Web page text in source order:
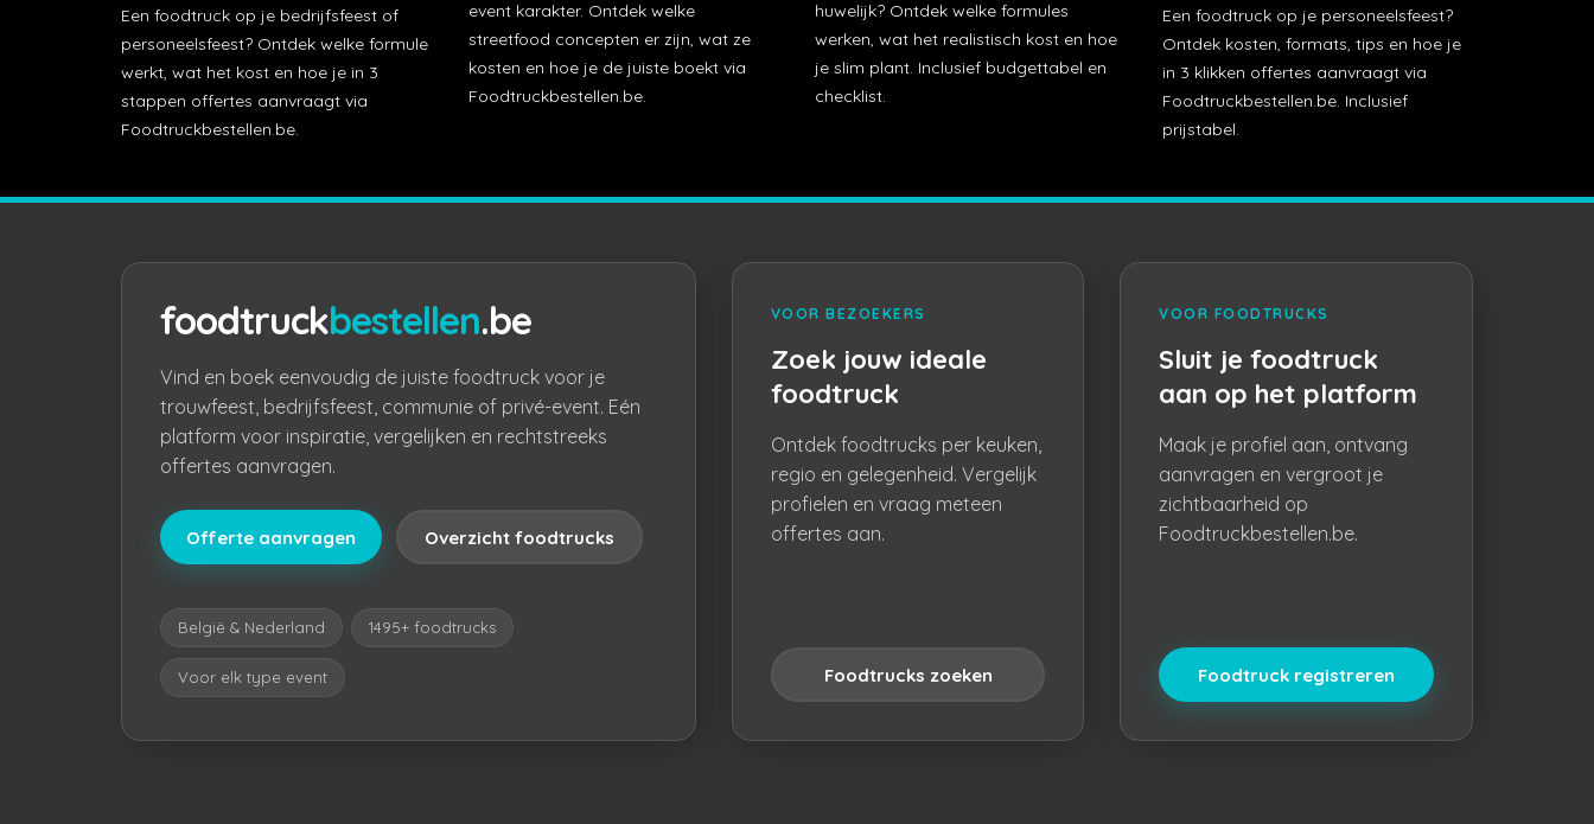
Een foodtruck op je bedrijfsfeest of
personeelsfeest? Ontdek welke formule
werkt, wat het kost en hoe je in 3
stappen offertes aanvraagt via
Foodtruckbestellen.be.
event karakter. Ontdek welke
streetfood concepten er zijn, wat ze
kosten en hoe je de juiste boekt via
Foodtruckbestellen.be.
huwelijk? Ontdek welke formules
werken, wat het realistisch kost en hoe
je slim plant. Inclusief budgettabel en
checklist.
Een foodtruck op je personeelsfeest?
Ontdek kosten, formats, tips en hoe je
in 3 klikken offertes aanvraagt via
Foodtruckbestellen.be. Inclusief
prijstabel.
foodtruckbestellen.be
Vind en boek eenvoudig de juiste foodtruck voor je
trouwfeest, bedrijfsfeest, communie of privé-event. Eén
platform voor inspiratie, vergelijken en rechtstreeks
offertes aanvragen.
Offerte aanvragen Overzicht foodtrucks
België & Nederland 1495+ foodtrucks
Voor elk type event
VOOR BEZOEKERS
Zoek jouw ideale
foodtruck
Ontdek foodtrucks per keuken,
regio en gelegenheid. Vergelijk
profielen en vraag meteen
offertes aan.
Foodtrucks zoeken
VOOR FOODTRUCKS
Sluit je foodtruck
aan op het platform
Maak je profiel aan, ontvang
aanvragen en vergroot je
zichtbaarheid op
Foodtruckbestellen.be.
Foodtruck registreren